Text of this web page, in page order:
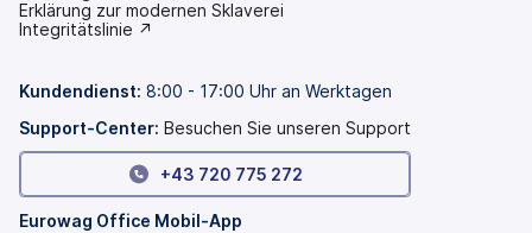
(wird
in
Tab
Erklärung zur modernen Sklaverei
(wird
neuen
geöffnet)
Integritätslinie ↗
Kundendienst: 8:00 - 17:00 Uhr an Werktagen
Support-Center: Besuchen Sie unseren Support
+43 720 775 272
Eurowag Office Mobil-App